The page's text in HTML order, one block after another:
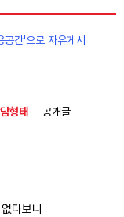
간'으로 자유게시
형태 공개글
다보니
5